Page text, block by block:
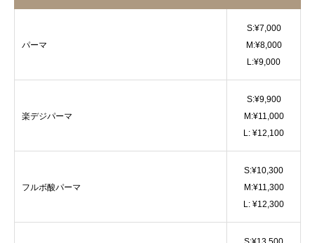
パーマ
S:¥7,000
M:¥8,000
L:¥9,000
楽デジパーマ
S:¥9,900
M:¥11,000
L: ¥12,100
フルボ酸パーマ
S:¥10,300
M:¥11,300
L: ¥12,300